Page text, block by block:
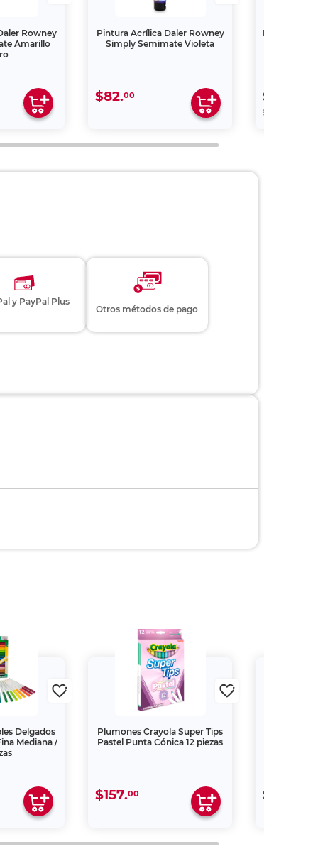
Rowney
Amarillo
Pintura Acrílica Daler Rowney
Simply Semimate Violeta
$82.00
Diamantina
$12.
$24.
y PayPal Plus
Otros métodos de pago
Delgados
Mediana /
Plumones Crayola Super Tips
Pastel Punta Cónica 12 piezas
$157.00 $49.